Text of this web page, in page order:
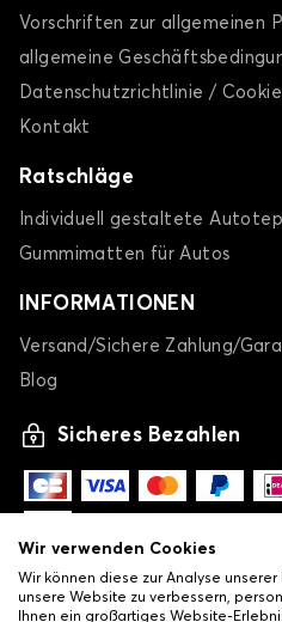
Vorschriften zur allgemeinen
allgemeine
Datenschutzrichtlinie /
Kontakt
Ratschläge
Individuell gestaltete
Gummimatten für Autos
INFORMATIONEN
Versand/Sichere Zahlung/
Blog
Sicheres Bezahlen
Wir verwenden Cookies
Wir können diese zur Analyse
unsere Website zu verbessern,
Ihnen ein großartiges Website-